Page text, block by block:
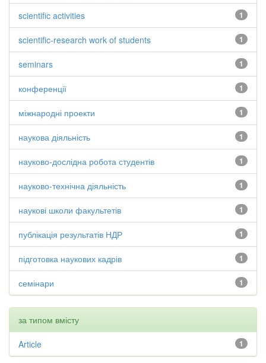
1
scientific activities
1
scientific-research work of students
1
seminars
1
конференції
1
міжнародні проекти
1
наукова діяльність
1
науково-дослідна робота студентів
1
науково-технічна діяльність
1
наукові школи факультетів
1
публікація результатів НДР
1
підготовка наукових кадрів
1
семінари
за типом вмісту
1
Article